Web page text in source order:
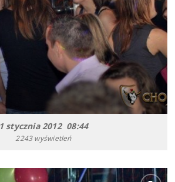
1 stycznia 2012 08:44
2243 wyświetleń